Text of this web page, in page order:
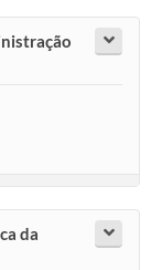
da